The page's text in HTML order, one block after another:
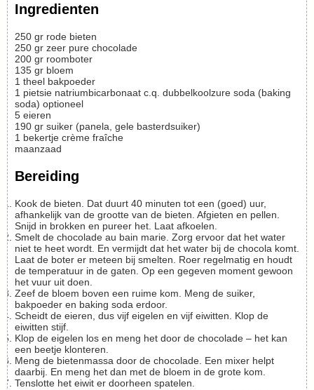
Ingredienten
250 gr rode bieten
250 gr zeer pure chocolade
200 gr roomboter
135 gr bloem
1 theel bakpoeder
1 pietsie natriumbicarbonaat c.q. dubbelkoolzure soda (baking
soda) optioneel
5 eieren
190 gr suiker (panela, gele basterdsuiker)
1 bekertje crème fraîche
maanzaad
Bereiding
Kook de bieten. Dat duurt 40 minuten tot een (goed) uur,
afhankelijk van de grootte van de bieten. Afgieten en pellen.
Snijd in brokken en pureer het. Laat afkoelen.
Smelt de chocolade au bain marie. Zorg ervoor dat het water
niet te heet wordt. En vermijdt dat het water bij de chocola komt.
Laat de boter er meteen bij smelten. Roer regelmatig en houdt
de temperatuur in de gaten. Op een gegeven moment gewoon
het vuur uit doen.
Zeef de bloem boven een ruime kom. Meng de suiker,
bakpoeder en baking soda erdoor.
Scheidt de eieren, dus vijf eigelen en vijf eiwitten. Klop de
eiwitten stijf.
Klop de eigelen los en meng het door de chocolade – het kan
een beetje klonteren.
Meng de bietenmassa door de chocolade. Een mixer helpt
daarbij. En meng het dan met de bloem in de grote kom.
Tenslotte het eiwit er doorheen spatelen.